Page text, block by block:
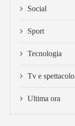
Social
Sport
Tecnologia
Tv e spettacolo
Ultima ora